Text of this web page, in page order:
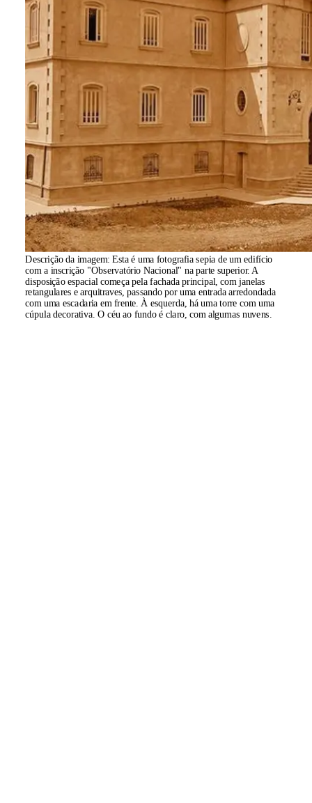
Descrição da imagem:Esta é uma fotografia sepia de um edifício
com a inscrição "Observatório Nacional" na parte superior. A
disposição espacial começa pela fachada principal, com janelas
retangulares e arquitraves, passando por uma entrada arredondada
com uma escadaria em frente. À esquerda, há uma torre com uma
cúpula decorativa. O céu ao fundo é claro, com algumas nuvens.